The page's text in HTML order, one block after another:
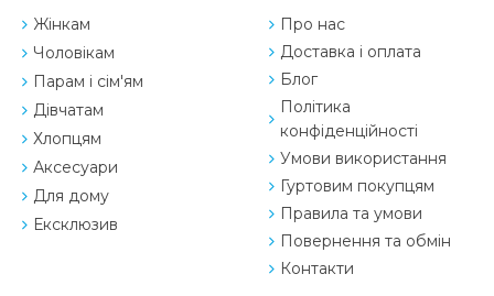
Жінкам
Чоловікам
Парам і сім'ям
Дівчатам
Хлопцям
Аксесуари
Для дому
Ексклюзив
Про нас
Доставка і оплата
Блог
Політика
конфіденційності
Умови використання
Гуртовим покупцям
Правила та умови
Повернення та обмін
Контакти